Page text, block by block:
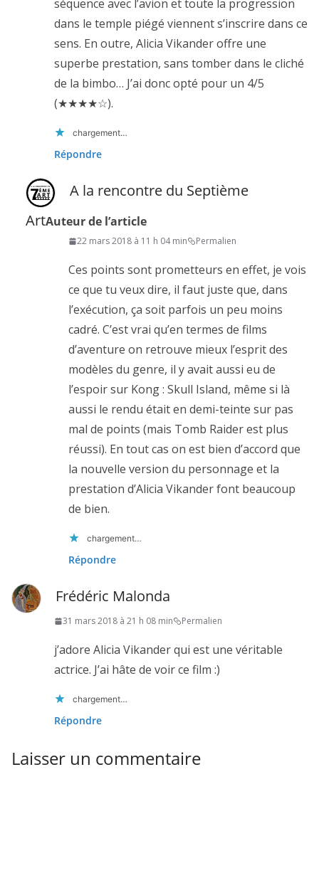
séquence avec l’avion et toute la progression
dans le temple piégé viennent s’inscrire dans ce
sens. En outre, Alicia Vikander offre une
superbe prestation, sans tomber dans le cliché
de la bimbo… J’ai donc opté pour un 4/5
(★★★★☆).
chargement…
Répondre
A la rencontre du Septième
ArtAuteur de l’article
22 mars 2018 à 11 h 04 min Permalien
Ces points sont prometteurs en effet, je vois
ce que tu veux dire, il faut juste que, dans
l’exécution, ça soit parfois un peu moins
cadré. C’est vrai qu’en termes de films
d’aventure on retrouve mieux l’esprit des
modèles du genre, il y avait aussi eu de
l’espoir sur Kong : Skull Island, même si là
aussi le rendu était en demi-teinte sur pas
mal de points (mais Tomb Raider est plus
réussi). En tout cas on est bien d’accord que
la nouvelle version du personnage et la
prestation d’Alicia Vikander font beaucoup
de bien.
chargement…
Répondre
Frédéric Malonda
31 mars 2018 à 21 h 08 min Permalien
j’adore Alicia Vikander qui est une véritable
actrice. J’ai hâte de voir ce film :)
chargement…
Répondre
Laisser un commentaire